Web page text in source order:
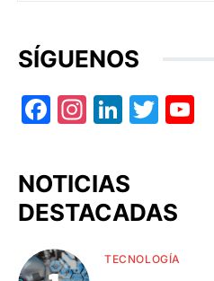
SÍGUENOS
Facebook
Instagram
LinkedIn
NOTICIAS
DESTACADAS
TECNOLOGÍA